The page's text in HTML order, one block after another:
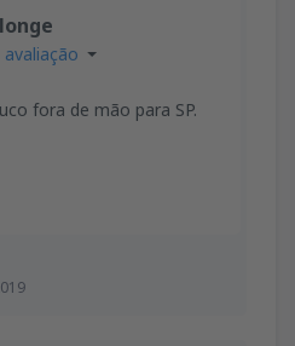
fora de mão para SP.